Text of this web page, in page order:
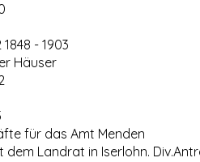
- 1903
Häuser
für das Amt Menden
dem Landrat in Iserlohn.